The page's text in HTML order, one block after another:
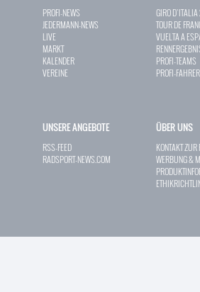
PROFI-NEWS
JEDERMANN-NEWS
LIVE
MARKT
KALENDER
VEREINE
GIRO
TOUR DE
VUELTA A
PROFI-TEAMS
PROFI-FAHRER
UNSERE ANGEBOTE
RSS-FEED
RADSPORT-NEWS.COM
ÜBER UNS
KONTAKT ZUR
WERBUNG &